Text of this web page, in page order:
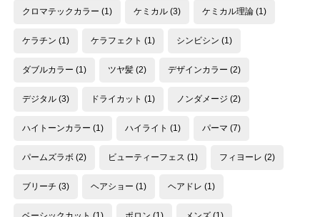
クロマテックカラー (1) ケミカル (3) ケミカル理論 (1)
ケラチン (1) ケラフェクト (1) シンビシン (1)
ダブルカラー (1) ツヤ髪 (2) デザインカラー (2)
デジタル (3) ドライカット (1) ノンダメージ (2)
ハイトーンカラー (1) ハイライト (1) パーマ (7)
パームズラボ (2) ビューティーフェス (1) フィヨーレ (2)
ブリーチ (3) ヘアショー (1) ヘアドレ (1)